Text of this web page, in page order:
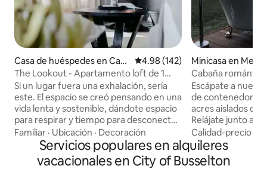
Casa de huéspedes en Carb
unup River
Calificación promedio: 4.98 de
4.98 (142)
The Lookout - Apartamento loft de 1
dormitorio y 1 baño
Si un lugar fuera una exhalación, sería
este. El espacio se creó pensando en una
vida lenta y sostenible, dándote espacio
para respirar y tiempo para desconectar
de verdad. The Lookout se encuentra en
un prado abierto, con vistas de 360
grados a las tierras de cultivo. Disfruta
de todo desde tu bañera o a través de
Familiar · Ubicación · Decoración
Minicasa en
Cabaña
Escápate a
de contenedores
acres aislados de
Relájate junto a
bajo las estrellas
libre. Sumérgete
y disfruta de la
terraza ofrece
Calidad-precio
Servicios populares en alquileres
vacacionales en City of Busselton